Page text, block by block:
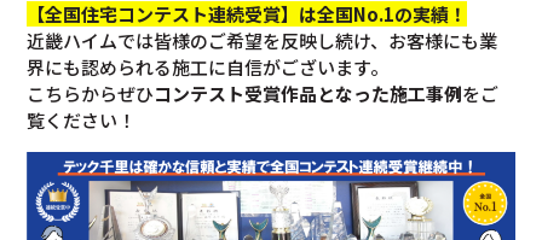
【全国住宅コンテスト連続受賞】は全国No.1の実績！
近畿ハイムでは皆様のご希望を反映し続け、お客様にも業
界にも認められる施工に自信がございます。
こちらからぜひコンテスト受賞作品となった施工事例をご
覧ください！